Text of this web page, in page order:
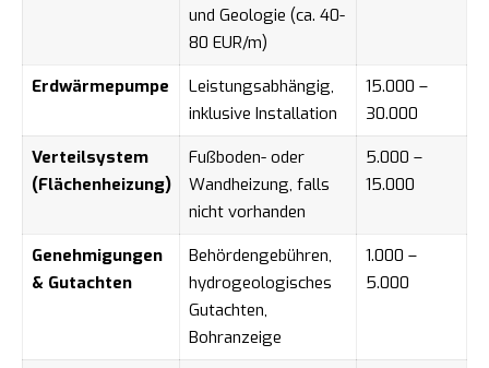
und Geologie (ca. 40-
80 EUR/m)
Erdwärmepumpe
Leistungsabhängig,
inklusive Installation
15.000 –
30.000
Verteilsystem
(Flächenheizung)
Fußboden- oder
Wandheizung, falls
nicht vorhanden
5.000 –
15.000
Genehmigungen
& Gutachten
Behördengebühren,
hydrogeologisches
Gutachten,
Bohranzeige
1.000 –
5.000